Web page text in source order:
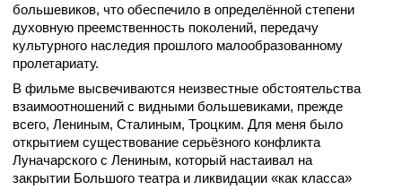
большевиков, что обеспечило в определённой степени
духовную преемственность поколений, передачу
культурного наследия прошлого малообразованному
пролетариату.
В фильме высвечиваются неизвестные обстоятельства
взаимоотношений с видными большевиками, прежде
всего, Лениным, Сталиным, Троцким. Для меня было
открытием существование серьёзного конфликта
Луначарского с Лениным, который настаивал на
закрытии Большого театра и ликвидации «как класса»